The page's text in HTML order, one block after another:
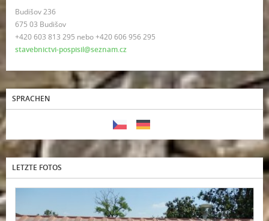
Budišov 236
675 03 Budišov
+420 603 813 295 nebo +420 606 956 295
stavebnictvi-pospisil@seznam.cz
SPRACHEN
LETZTE FOTOS